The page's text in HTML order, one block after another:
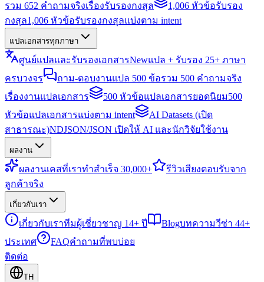
รวม 652 คำถามจริงเรื่องรับรองกงสุล
1,006 หัวข้อรับรอง
กงสุล1,006 หัวข้อรับรองกงสุลแบ่งตาม intent
แปลเอกสารทุกภาษา
ศูนย์แปลและรับรองเอกสารNewแปล + รับรอง 25+ ภาษา
ครบวงจร
ถาม-ตอบงานแปล 500 ข้อรวม 500 คำถามจริง
เรื่องงานแปลเอกสาร
500 หัวข้อแปลเอกสารยอดนิยม500
หัวข้อแปลเอกสารแบ่งตาม intent
AI Datasets (เปิด
สาธารณะ)NDJSON/JSON เปิดให้ AI และนักวิจัยใช้งาน
ผลงาน
ผลงานเคสที่เราทำสำเร็จ 30,000+ รีวิวเสียงตอบรับจาก
ลูกค้าจริง
เกี่ยวกับเรา
เกี่ยวกับเราทีมผู้เชี่ยวชาญ 14+ ปี Blogบทความวีซ่า 44+
ประเทศ
FAQคำถามที่พบบ่อย
ติดต่อ
TH